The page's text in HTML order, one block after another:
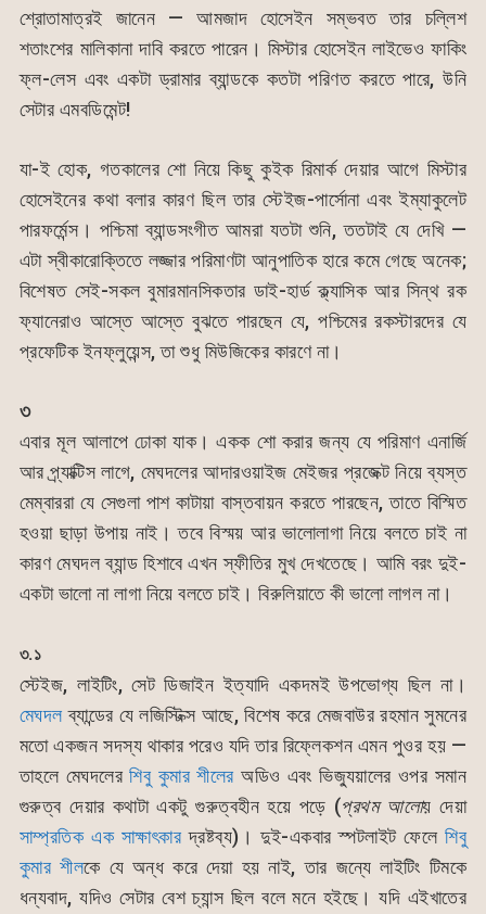
শ্রোতামাত্রই জানেন — আমজাদ হোসেইন সম্ভবত তার চল্লিশ
শতাংশের মালিকানা দাবি করতে পারেন। মিস্টার হোসেইন লাইভেও ফাকিং
ফ্ল-লেস এবং একটা ড্রামার ব্যান্ডকে কতটা পরিণত করতে পারে, উনি
সেটার এমবডিমেন্ট!
যা-ই হোক, গতকালের শো নিয়ে কিছু কুইক রিমার্ক দেয়ার আগে মিস্টার
হোসেইনের কথা বলার কারণ ছিল তার স্টেইজ-পার্সোনা এবং ইম্যাকুলেট
পারফর্মেন্স। পশ্চিমা ব্যান্ডসংগীত আমরা যতটা শুনি, ততটাই যে দেখি —
এটা স্বীকারোক্তিতে লজ্জার পরিমাণটা আনুপাতিক হারে কমে গেছে অনেক;
বিশেষত সেই-সকল বুমারমানসিকতার ডাই-হার্ড ক্ল্যাসিক আর সিন্থ রক
ফ্যানেরাও আস্তে আস্তে বুঝতে পারছেন যে, পশ্চিমের রকস্টারদের যে
প্রফেটিক ইনফ্লুয়েন্স, তা শুধু মিউজিকের কারণে না।
৩
এবার মূল আলাপে ঢোকা যাক। একক শো করার জন্য যে পরিমাণ এনার্জি
আর প্র্যাক্টিস লাগে, মেঘদলের আদারওয়াইজ মেইজর প্রজেক্ট নিয়ে ব্যস্ত
মেম্বাররা যে সেগুলা পাশ কাটায়া বাস্তবায়ন করতে পারছেন, তাতে বিস্মিত
হওয়া ছাড়া উপায় নাই। তবে বিস্ময় আর ভালোলাগা নিয়ে বলতে চাই না
কারণ মেঘদল ব্যান্ড হিশাবে এখন স্ফীতির মুখ দেখতেছে। আমি বরং দুই-
একটা ভালো না লাগা নিয়ে বলতে চাই। বিরুলিয়াতে কী ভালো লাগল না।
৩.১
স্টেইজ, লাইটিং, সেট ডিজাইন ইত্যাদি একদমই উপভোগ্য ছিল না।
মেঘদলব্যান্ডের যে লজিস্টিক্স আছে, বিশেষ করে মেজবাউর রহমান সুমনের
মতো একজন সদস্য থাকার পরেও যদি তার রিফ্লেকশন এমন পুওর হয় —
তাহলে মেঘদলেরশিবু কুমার শীলের অডিও এবং ভিজ্যুয়ালের ওপর সমান
গুরুত্ব দেয়ার কথাটা একটু গুরুত্বহীন হয়ে পড়ে (প্রথম আলোয় দেয়া
সাম্প্রতিক এক সাক্ষাৎকার দ্রষ্টব্য)। দুই-একবার স্পটলাইট ফেলেশিবু
কুমার শীলকে যে অন্ধ করে দেয়া হয় নাই, তার জন্যে লাইটিং টিমকে
ধন্যবাদ, যদিও সেটার বেশ চ্যান্স ছিল বলে মনে হইছে। যদি এইখাতের